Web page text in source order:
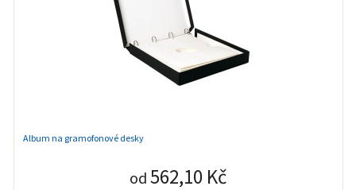
Album na gramofonové desky
od 562,10 Kč